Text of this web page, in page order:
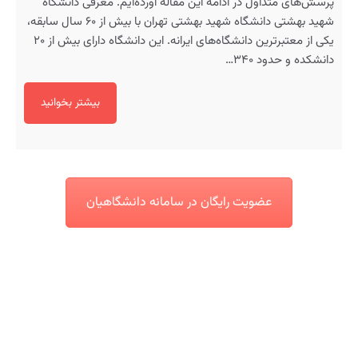
شهید بهشتی دانشگاه شهید بهشتی تهران با بیش از ۶۰ سال سابقه،
یکی از معتبرترین دانشگاه‌های ایرانه. این دانشگاه دارای بیش از ۲۰
دانشکده و حدود ۳۴۰…
بیشتر بخوانید
عضویت رایگان در سامانه دانشگاهیان